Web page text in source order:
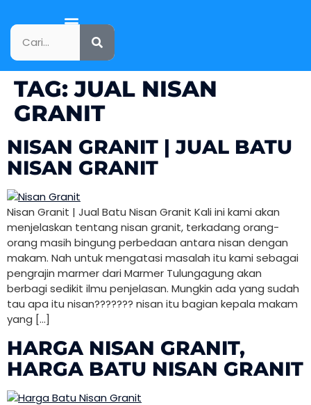
TAG:JUAL NISAN
GRANIT
NISAN GRANIT | JUAL BATU
NISAN GRANIT
Nisan Granit | Jual Batu Nisan Granit Kali ini kami akan
menjelaskan tentang nisan granit, terkadang orang-
orang masih bingung perbedaan antara nisan dengan
makam. Nah untuk mengatasi masalah itu kami sebagai
pengrajin marmer dari Marmer Tulungagung akan
berbagi sedikit ilmu penjelasan. Mungkin ada yang sudah
tau apa itu nisan??????? nisan itu bagian kepala makam
yang […]
HARGA NISAN GRANIT,
HARGA BATU NISAN GRANIT